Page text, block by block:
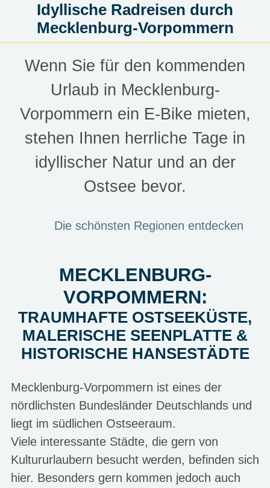
Idyllische Radreisen durch
Mecklenburg-Vorpommern
Wenn Sie für den kommenden
Urlaub in Mecklenburg-
Vorpommern ein E-Bike mieten,
stehen Ihnen herrliche Tage in
idyllischer Natur und an der
Ostsee bevor.
Die schönsten Regionen entdecken
MECKLENBURG-
VORPOMMERN:
TRAUMHAFTE OSTSEEKÜSTE,
MALERISCHE SEENPLATTE &
HISTORISCHE HANSESTÄDTE
Mecklenburg-Vorpommern ist eines der
nördlichsten Bundesländer Deutschlands und
liegt im südlichen Ostseeraum.
Viele interessante Städte, die gern von
Kultururlaubern besucht werden, befinden sich
hier. Besonders gern kommen jedoch auch